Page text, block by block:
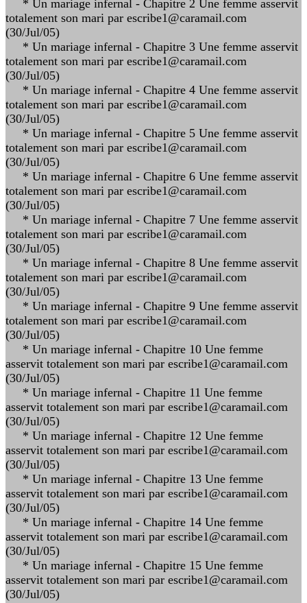
* Un mariage infernal - Chapitre 2 Une femme asservit
totalement son mari par escribe1@caramail.com
(30/Jul/05)
* Un mariage infernal - Chapitre 3 Une femme asservit
totalement son mari par escribe1@caramail.com
(30/Jul/05)
* Un mariage infernal - Chapitre 4 Une femme asservit
totalement son mari par escribe1@caramail.com
(30/Jul/05)
* Un mariage infernal - Chapitre 5 Une femme asservit
totalement son mari par escribe1@caramail.com
(30/Jul/05)
* Un mariage infernal - Chapitre 6 Une femme asservit
totalement son mari par escribe1@caramail.com
(30/Jul/05)
* Un mariage infernal - Chapitre 7 Une femme asservit
totalement son mari par escribe1@caramail.com
(30/Jul/05)
* Un mariage infernal - Chapitre 8 Une femme asservit
totalement son mari par escribe1@caramail.com
(30/Jul/05)
* Un mariage infernal - Chapitre 9 Une femme asservit
totalement son mari par escribe1@caramail.com
(30/Jul/05)
* Un mariage infernal - Chapitre 10 Une femme
asservit totalement son mari par escribe1@caramail.com
(30/Jul/05)
* Un mariage infernal - Chapitre 11 Une femme
asservit totalement son mari par escribe1@caramail.com
(30/Jul/05)
* Un mariage infernal - Chapitre 12 Une femme
asservit totalement son mari par escribe1@caramail.com
(30/Jul/05)
* Un mariage infernal - Chapitre 13 Une femme
asservit totalement son mari par escribe1@caramail.com
(30/Jul/05)
* Un mariage infernal - Chapitre 14 Une femme
asservit totalement son mari par escribe1@caramail.com
(30/Jul/05)
* Un mariage infernal - Chapitre 15 Une femme
asservit totalement son mari par escribe1@caramail.com
(30/Jul/05)